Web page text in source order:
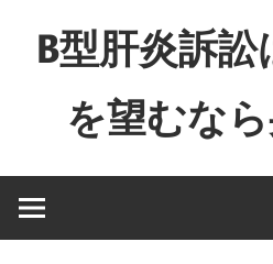
へ
キ
B型肝炎訴
を望むな
another